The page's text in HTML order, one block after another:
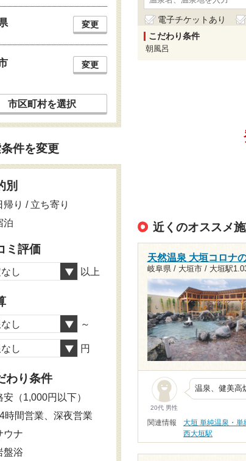
電子チケットあり
こだわり条件
朝風呂
近くのオススメ
天然温泉 大垣コロナ
岐阜県 / 大垣市 / 大垣駅
20代 男性
温泉、健美高
関連情報 大垣 単純温泉・単
西大垣駅
変更
変更
市区町村を選択
件を変更
別
帰り / 立ち寄り
泊
ミ評価
し 以上
し ～
なし 円
わり条件
安（1,000円以下）
時間営業、深夜営業
ウナ
盤浴